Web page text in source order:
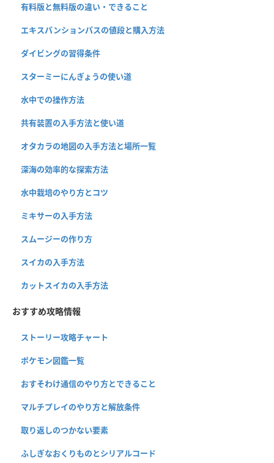
有料版と無料版の違い・できること
エキスパンションパスの値段と購入方法
ダイビングの習得条件
スターミーにんぎょうの使い道
水中での操作方法
共有装置の入手方法と使い道
オタカラの地図の入手方法と場所一覧
深海の効率的な探索方法
水中栽培のやり方とコツ
ミキサーの入手方法
スムージーの作り方
スイカの入手方法
カットスイカの入手方法
おすすめ攻略情報
ストーリー攻略チャート
ポケモン図鑑一覧
おすそわけ通信のやり方とできること
マルチプレイのやり方と解放条件
取り返しのつかない要素
ふしぎなおくりものとシリアルコード